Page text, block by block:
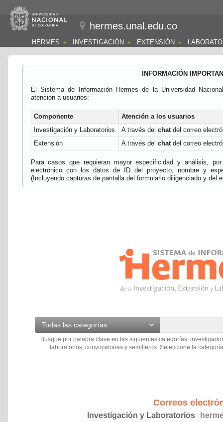
hermes.unal.edu.co
HERMES INVESTIGACIÓN EXTENSIÓN
INFORMACIÓN
El Sistema de Información Hermes de la Universidad
atención a usuarios:
Componente
Atención a los usuarios
Investigación y Laboratorios
A través del chatdel correo
Extensión
A través del chatdel correo
Para casos que requieran mayor especificidad y análisis,
electrónico con los datos de ID del proyecto, nombre y
(Incluyendo capturas de pantalla del formulario diligenciado y del
Todas las categorías
Busque por palabra clave en las siguientes categorías:
laboratorios, convocatorias y semilleros. Seleccione la
Correos
Investigación y Laboratorios